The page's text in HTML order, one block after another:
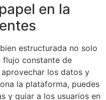
en la
estructurada no solo
flujo constante de
los datos y
la plataforma, puedes
y guiar a los usuarios en